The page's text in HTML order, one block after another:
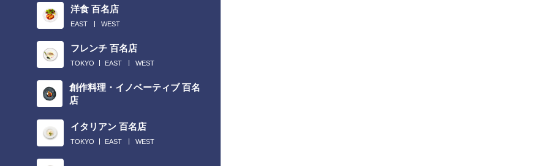
洋食 百名店
EAST WEST
フレンチ 百名店
TOKYO EAST WEST
創作料理・イノベーティブ 百名
店
イタリアン 百名店
TOKYO EAST WEST